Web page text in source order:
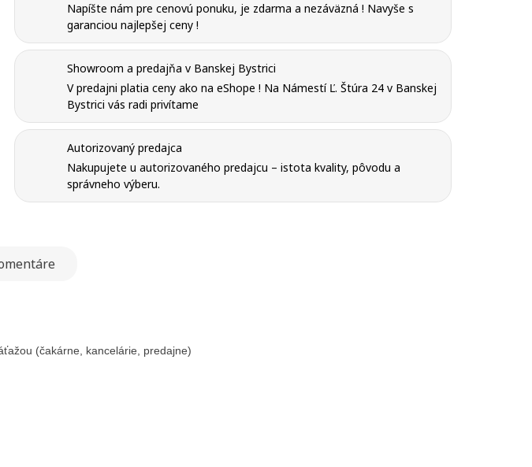
Napíšte nám pre cenovú ponuku, je zdarma a nezáväzná ! Navyše s
garanciou najlepšej ceny !
Showroom a predajňa v Banskej Bystrici
V predajni platia ceny ako na eShope ! Na Námestí Ľ. Štúra 24 v Banskej
Bystrici vás radi privítame
Autorizovaný predajca
Nakupujete u autorizovaného predajcu – istota kvality, pôvodu a
správneho výberu.
(čakárne, kancelárie, predajne)